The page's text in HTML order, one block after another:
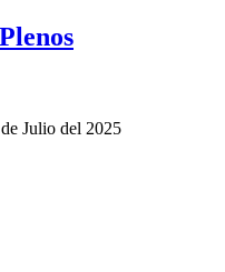
Julio del 2025